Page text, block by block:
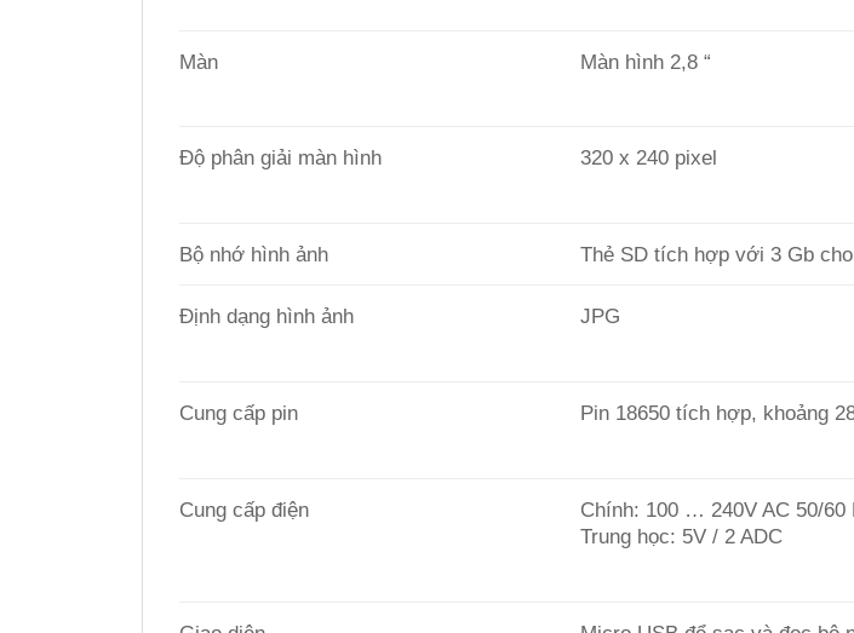
Màn Màn hình 2,8 “
Độ phân giải màn hình 320 x 240 pixel
Bộ nhớ hình ảnh Thẻ SD tích hợp với 3 Gb
Định dạng hình ảnh JPG
Cung cấp pin Pin 18650 tích hợp, khoảng
Cung cấp điện
Chính: 100 … 240V AC 50/60
Trung học: 5V / 2 ADC